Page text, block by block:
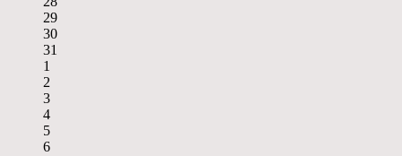
29
30
31
1
2
3
4
5
6